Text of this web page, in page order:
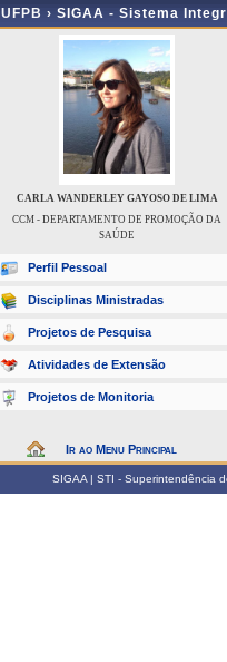
UFPB › SIGAA - Sistema
CARLA WANDERLEY GAYOSO DE LIMA
CCM - DEPARTAMENTO DE PROMOÇÃO DA
SAÚDE
Perfil Pessoal
Disciplinas Ministradas
Projetos de Pesquisa
Atividades de Extensão
Projetos de Monitoria
Ir ao Menu Principal
SIGAA | STI - Superintendência